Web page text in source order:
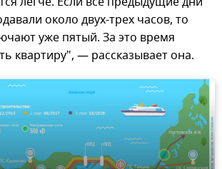
около двух-трех часов, то
уже пятый. За это время
квартиру", — рассказывает она.